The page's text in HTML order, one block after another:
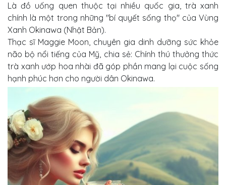
Là đồ uống quen thuộc tại nhiều quốc gia, trà xanh
chính là một trong những "bí quyết sống thọ" của Vùng
Xanh Okinawa (Nhật Bản).
Thạc sĩ Maggie Moon, chuyên gia dinh dưỡng sức khỏe
não bộ nổi tiếng của Mỹ, chia sẻ: Chính thú thưởng thức
trà xanh ướp hoa nhài đã góp phần mang lại cuộc sống
hạnh phúc hơn cho người dân Okinawa.